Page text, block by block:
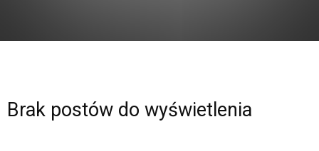
Brak postów do wyświetlenia